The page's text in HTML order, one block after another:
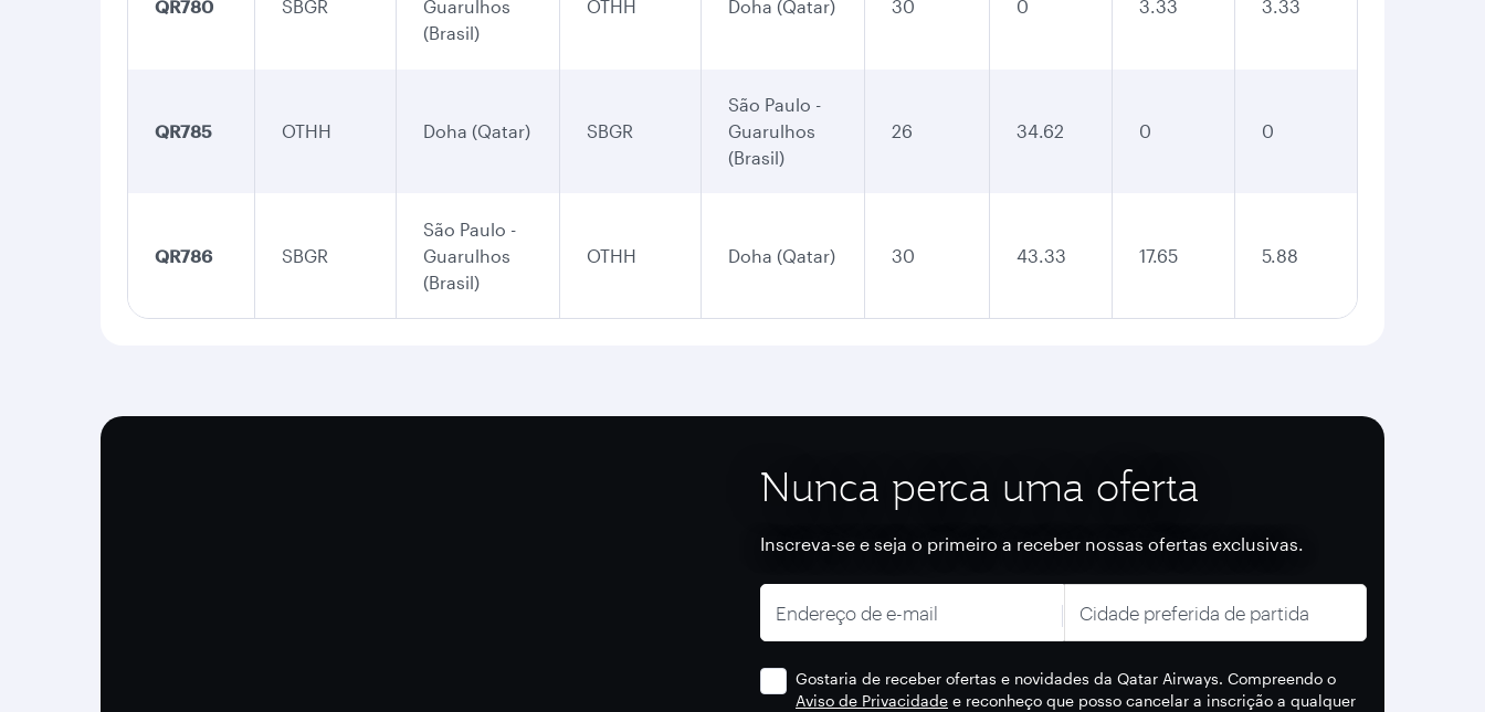
QR780 SBGR
Guarulhos
(Brasil)
OTHH Doha (Qatar) 30 0 3.33 3.33
QR785 OTHH Doha (Qatar) SBGR
São Paulo -
Guarulhos
(Brasil)
26 34.62 0 0
QR786 SBGR
São Paulo -
Guarulhos
(Brasil)
OTHH Doha (Qatar) 30 43.33 17.65 5.88
Nunca perca uma oferta
Inscreva-se e seja o primeiro a receber nossas ofertas exclusivas.
Endereço de e-mail Cidade preferida de partida
Gostaria de receber ofertas e novidades da Qatar Airways. Compreendo o
Aviso de Privacidade e reconheço que posso cancelar a inscrição a qualquer